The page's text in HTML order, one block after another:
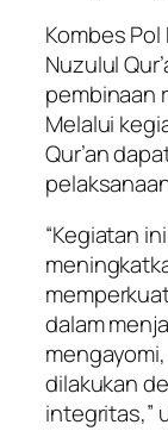
Kombes
Nuzulul
pembinaan
Melalui
Qur’an
“Kegiatan
dalam
dilakukan
integritas,”